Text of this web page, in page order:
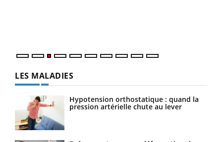
LES MALADIES
Hypotension orthostatique : quand la
pression artérielle chute au lever